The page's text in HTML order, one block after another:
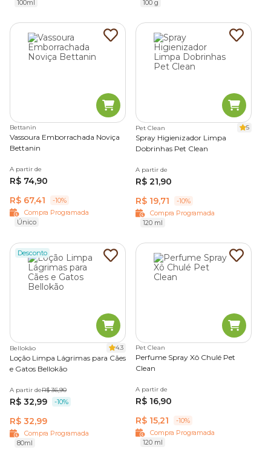
100ml 100 g
Bettanin
Vassoura Emborrachada Noviça
Bettanin
A partir de
R$ 74,90
R$ 67,41
-10%
Compra Programada
Único
Pet Clean 5
Spray Higienizador Limpa
Dobrinhas Pet Clean
A partir de
R$ 21,90
R$ 19,71
-10%
Compra Programada
120 ml
Desconto
Bellokão 4.3
Loção Limpa Lágrimas para Cães
e Gatos Bellokão
A partir deR$ 36,90
R$ 32,99 -10%
R$ 32,99
Compra Programada
80ml
Pet Clean
Perfume Spray Xô Chulé Pet
Clean
A partir de
R$ 16,90
R$ 15,21
-10%
Compra Programada
120 ml